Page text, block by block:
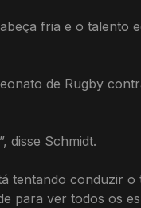
fria e o talento
de Rugby
disse Schmidt.
tentando conduzir
para ver todos os